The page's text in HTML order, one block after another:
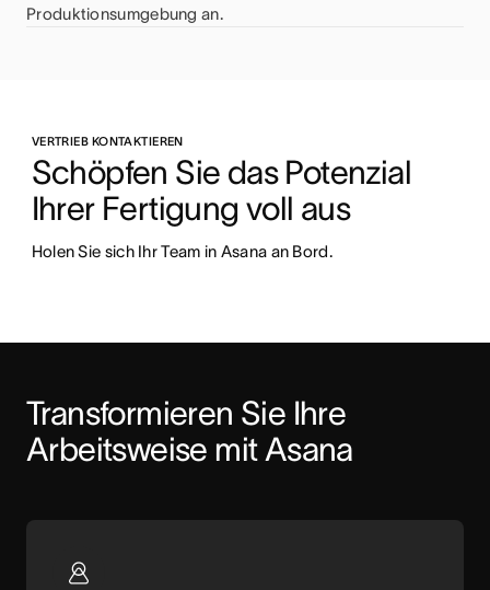
Produktionsumgebung an.
VERTRIEB KONTAKTIEREN
Schöpfen Sie das Potenzial
Ihrer Fertigung voll aus
Holen Sie sich Ihr Team in Asana an Bord.
Transformieren Sie Ihre
Arbeitsweise mit Asana